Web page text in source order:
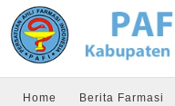
Home Berita Farmasi